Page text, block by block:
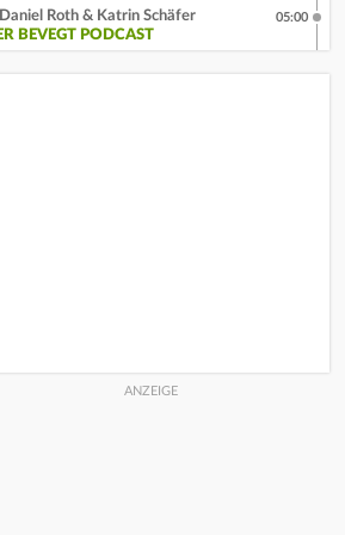
Roth & Katrin Schäfer
BEVEGT PODCAST
05:00